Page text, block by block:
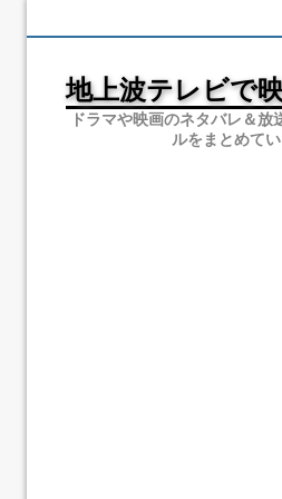
地上波テレビで
ドラマや映画のネタバレ＆
ルをまとめてい